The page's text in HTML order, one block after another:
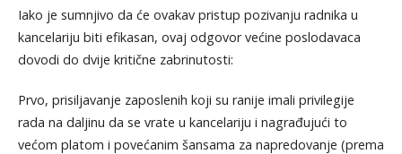
Iako je sumnjivo da će ovakav pristup pozivanju radnika u
kancelariju biti efikasan, ovaj odgovor većine poslodavaca
dovodi do dvije kritične zabrinutosti:
Prvo, prisiljavanje zaposlenih koji su ranije imali privilegije
rada na daljinu da se vrate u kancelariju i nagrađujući to
većom platom i povećanim šansama za napredovanje (prema